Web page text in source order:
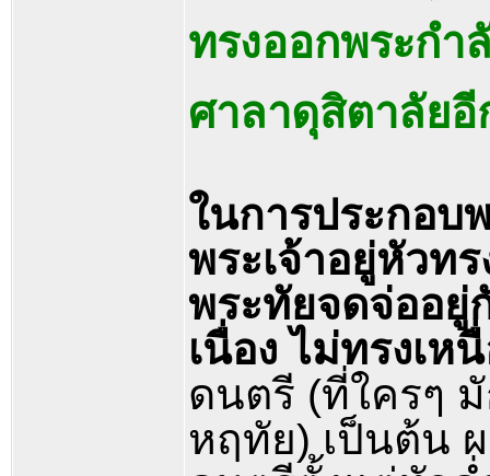
ทรงออกพระกำ
ศาลาดุสิตาลัยอี
ในการประกอบ
พระเจ้าอยู่หัวท
พระทัยจดจ่ออยู่
เนื่อง ไม่ทรงเห
ดนตรี (ที่ใครๆ
หฤทัย) เป็นต้น